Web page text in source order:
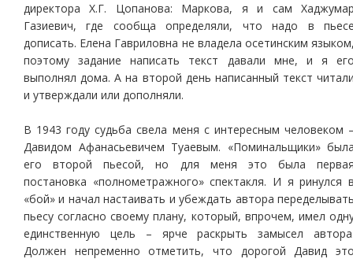
директора Х.Г. Цопанова: Маркова, я и сам
Газиевич, где сообща определяли, что надо в
дописать. Елена Гавриловна не владела осетинским
поэтому задание написать текст давали мне, и я
выполнял дома. А на второй день написанный текст
и утверждали или дополняли.
В 1943 году судьба свела меня с интересным человеком
Давидом Афанасьевичем Туаевым. «Поминальщики»
его второй пьесой, но для меня это была
постановка «полнометражного» спектакля. И я ринулся
«бой» и начал настаивать и убеждать автора
пьесу согласно своему плану, который, впрочем, имел
единственную цель – ярче раскрыть замысел
Должен непременно отметить, что дорогой Давид